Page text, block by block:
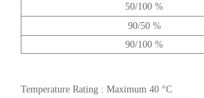
50/100 %
90/50 %
90/100 %
Temperature Rating : Maximum 40 °C